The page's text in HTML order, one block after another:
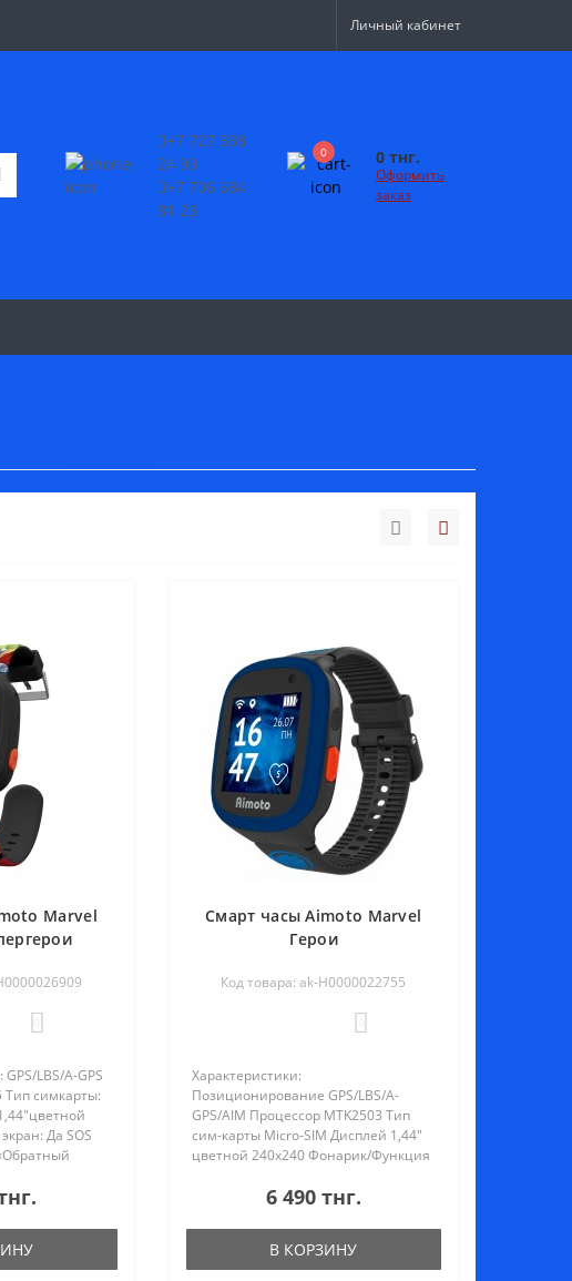
Личный кабинет
+7 727 338
24 93
+7 706 684
81 23
0 0 тнг.
Оформить
заказ
Marvel
LBS/A-GPS
Тип симкарты:
Да SOS
будильник,
Смарт часы Aimoto Marvel
Герои
Код товара: ak-Н0000022755
Характеристики:
Позиционирование GPS/LBS/A-
GPS/AIM Процессор MTK2503 Тип
сим-карты Micro-SIM Дисплей 1,44"
цветной 240х240 Фонарик/Функция
lost. Дополнительные функции Дата,
шагомер Акку..
6 490 тнг.
В КОРЗИНУ